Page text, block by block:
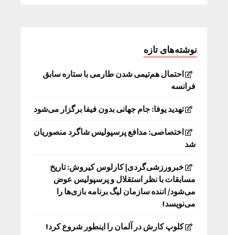
نوشته‌های تازه
احتمال هم‌تیمی شدن طارمی با ستاره سابق
فرانسه
تهدید یوفا: جام جهانی بدون فیفا برگزار می‌شود
اختصاصی: مدافع پرسپولیس شاگرد منصوریان
شد
خبرورزشی‌گردی| کارلوس کیروش: تاریخ
مسابقات با نظر استقلال و پرسپولیس عوض
می‌شود/ اننده سازمان لیگ برنامه بازی‌ها را
می‌نویسد!
کلوپ کارش در آلمان را اینطور شروع کرد!